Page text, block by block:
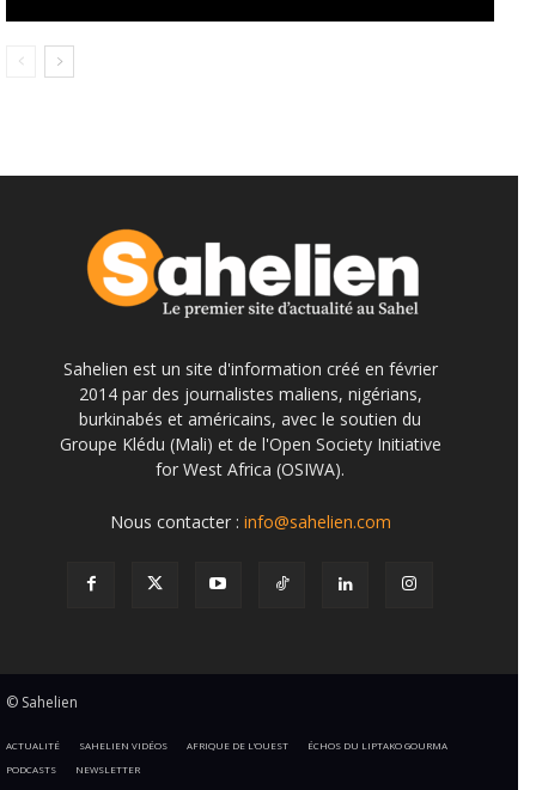
Sahelien est un site d'information créé en février
2014 par des journalistes maliens, nigérians,
burkinabés et américains, avec le soutien du
Groupe Klédu (Mali) et de l'Open Society Initiative
for West Africa (OSIWA).
Nous contacter : info@sahelien.com
© Sahelien
ACTUALITÉ SAHELIEN VIDÉOS AFRIQUE DE L’OUEST
ÉCHOS DU LIPTAKO GOURMA
PODCASTS
NEWSLETTER